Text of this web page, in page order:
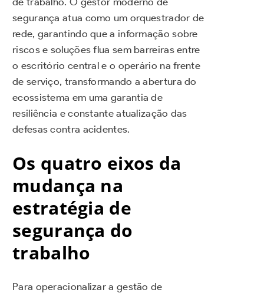
segurança atua como um orquestrador de
rede, garantindo que a informação sobre
riscos e soluções flua sem barreiras entre
o escritório central e o operário na frente
de serviço, transformando a abertura do
ecossistema em uma garantia de
resiliência e constante atualização das
defesas contra acidentes.
Os quatro eixos da
mudança na
estratégia de
segurança do
trabalho
Para operacionalizar a gestão de